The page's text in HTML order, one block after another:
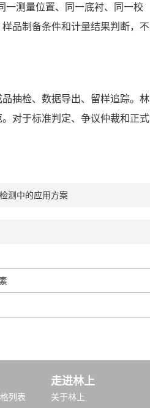
一测量位置、同一底衬、同一校
品制备条件和计量结果判断，不
抽检、数据导出、留样追踪。林
对于标准判定、争议仲裁和正式
测中的应用方案
列表
走进林上
关于林上